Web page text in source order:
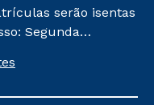
serão isentas
Segunda
será de R$